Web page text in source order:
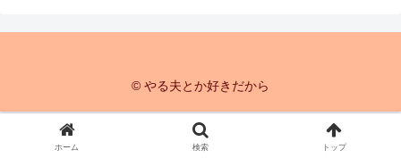
© やる夫とか好きだから
ホーム 検索 トップ